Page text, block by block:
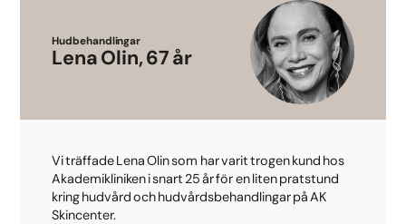
Hudbehandlingar
Lena Olin, 67 år
Vi träffade Lena Olin som har varit trogen kund hos
Akademikliniken i snart 25 år för en liten pratstund
kring hudvård och hudvårdsbehandlingar på AK
Skincenter.